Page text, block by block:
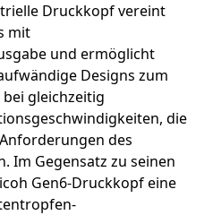
Druckkopf vereint
mit
und ermöglicht
Designs zum
gleichzeitig
die
des
Im Gegensatz zu seinen
Gen6-Druckkopf eine